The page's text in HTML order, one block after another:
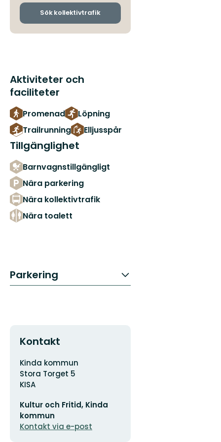
och
Sök kollektivtrafik
Aktiviteter och
faciliteter
Promenad
Löpning
Trailrunning
Elljusspår
Tillgänglighet
Barnvagnstillgängligt
Nära parkering
Nära kollektivtrafik
Nära toalett
Parkering
Kontakt
Adress
Kinda kommun
Stora Torget 5
KISA
postadress
Kultur och Fritid, Kinda
kommun
Kontakt via e-post